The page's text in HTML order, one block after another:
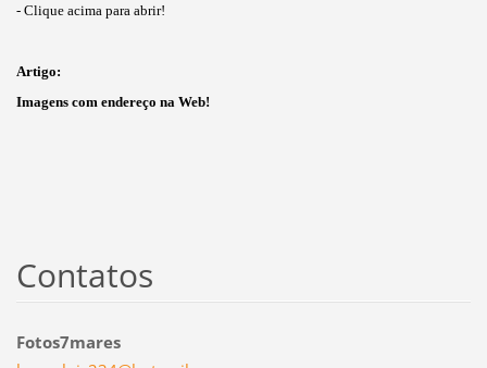
- Clique acima para abrir!
Artigo:
Imagens com endereço na Web!
Contatos
Fotos7mares